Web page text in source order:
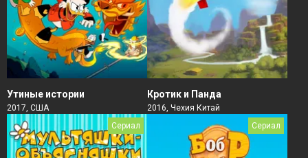
Утиные истории
2017, США
Кротик и Панда
2016, Чехия Китай
Сериал
Сериал